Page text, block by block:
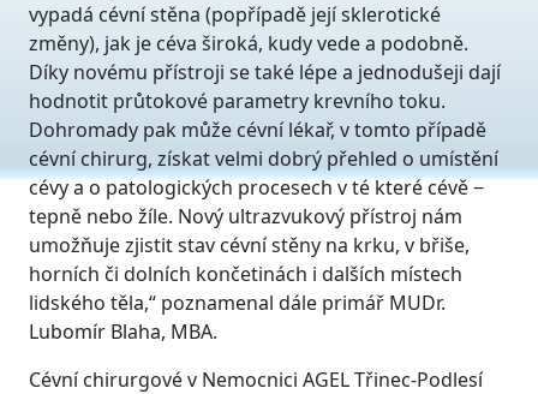
vypadá cévní stěna (popřípadě její sklerotické
změny), jak je céva široká, kudy vede a podobně.
Díky novému přístroji se také lépe a jednodušeji dají
hodnotit průtokové parametry krevního toku.
Dohromady pak může cévní lékař, v tomto případě
cévní chirurg, získat velmi dobrý přehled o umístění
cévy a o patologických procesech v té které cévě ‒
tepně nebo žíle. Nový ultrazvukový přístroj nám
umožňuje zjistit stav cévní stěny na krku, v břiše,
horních či dolních končetinách i dalších místech
lidského těla,“ poznamenal dále primář MUDr.
Lubomír Blaha, MBA.
Cévní chirurgové v Nemocnici AGEL Třinec-Podlesí